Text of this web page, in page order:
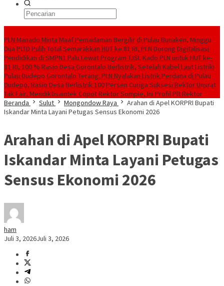
PLN Manado Minta Maaf Pemadaman Bergilir di Pulau Bunaken, Minggu
Dua PLTD Pulih TotalSemarakkan HUT ke 81 RI, PLN Dorong Digitalisasi
Pendidikan di SMPN1 Palu Lewat Program TJSLKado PLN untuk HUT ke-
81 RI, 100 % Rasio Desa Gorontalo Berlistrik, Setelah Kabel Laut Listriki
Pulau Dudepo Gorontalo Terang. PLN Nyalakan Listrik Perdana di Pulau
Dudepo, Rasio Desa Berlistrik 100 Persen Curiga Suksesi Rektor Unsrat
Tak Fair, Mendiktisaintek Copot Rektor Sompie, Ini Profil Plt Rektor
Beranda
Sulut Mongondow Raya
Arahan di Apel KORPRI Bupati
Iskandar Minta Layani Petugas Sensus Ekonomi 2026
Arahan di Apel KORPRI Bupati
Iskandar Minta Layani Petugas
Sensus Ekonomi 2026
ham
Juli 3, 2026Juli 3, 2026